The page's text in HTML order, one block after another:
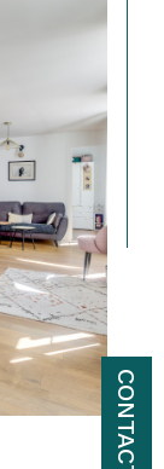
CONTACT